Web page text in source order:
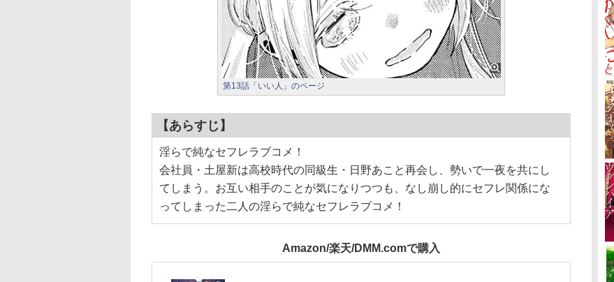
第13話「いい人」のページ
【あらすじ】
淫らで純なセフレラブコメ！
会社員・土屋新は高校時代の同級生・日野あこと再会し、勢いで一夜を共にし
てしまう。お互い相手のことが気になりつつも、なし崩し的にセフレ関係にな
ってしまった二人の淫らで純なセフレラブコメ！
Amazon/楽天/DMM.comで購入